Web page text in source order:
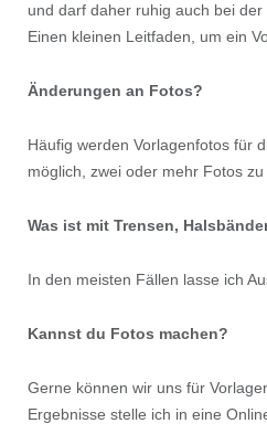
und darf daher ruhig auch bei
Einen kleinen Leitfaden, um ein
Änderungen an Fotos?
Häufig werden Vorlagenfotos für
möglich, zwei oder mehr Fotos
Was ist mit Trensen,
In den meisten Fällen lasse ich
Kannst du Fotos machen?
Gerne können wir uns für
Ergebnisse stelle ich in eine